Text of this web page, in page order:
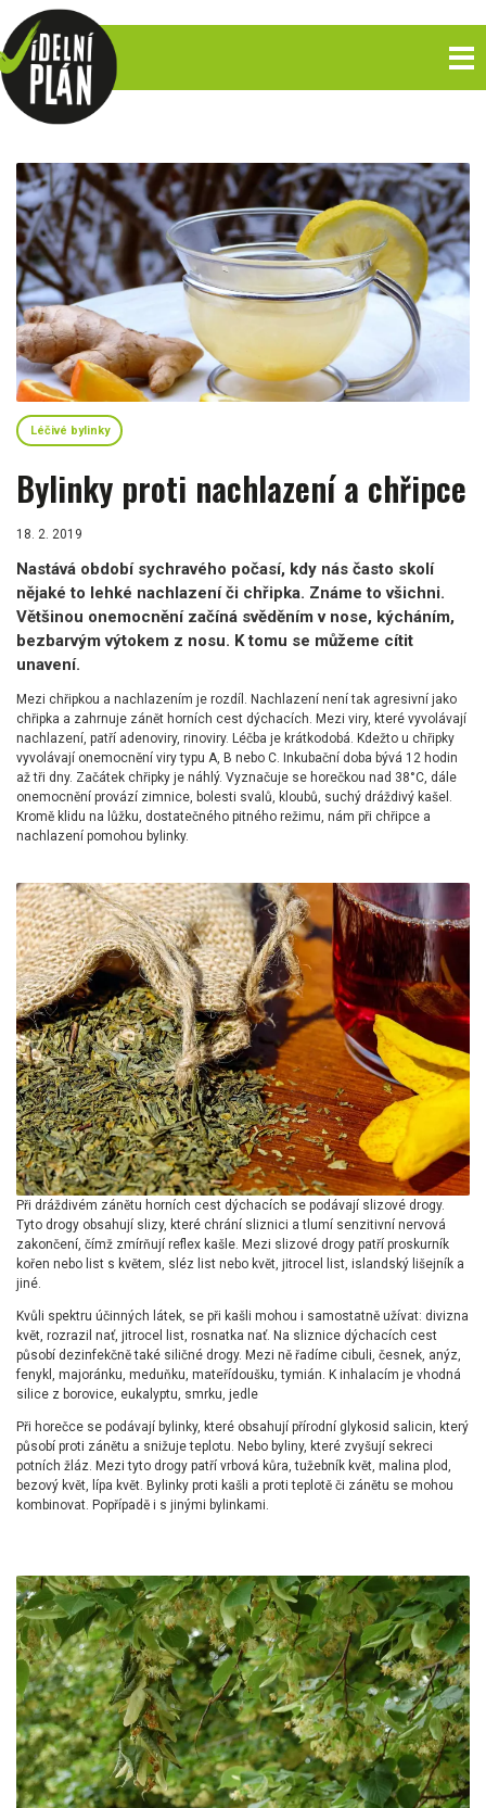
Léčivé bylinky
Bylinky proti nachlazení a chřipce
18. 2. 2019
Nastává období sychravého počasí, kdy nás často skolí
nějaké to lehké nachlazení či chřipka. Známe to všichni.
Většinou onemocnění začíná svěděním v nose, kýcháním,
bezbarvým výtokem z nosu. K tomu se můžeme cítit
unavení.
Mezi chřipkou a nachlazením je rozdíl. Nachlazení není tak agresivní jako
chřipka a zahrnuje zánět horních cest dýchacích. Mezi viry, které vyvolávají
nachlazení, patří adenoviry, rinoviry. Léčba je krátkodobá. Kdežto u chřipky
vyvolávají onemocnění viry typu A, B nebo C. Inkubační doba bývá 12 hodin
až tři dny. Začátek chřipky je náhlý. Vyznačuje se horečkou nad 38°C, dále
onemocnění provází zimnice, bolesti svalů, kloubů, suchý dráždivý kašel.
Kromě klidu na lůžku, dostatečného pitného režimu, nám při chřipce a
nachlazení pomohou bylinky.
Při dráždivém zánětu horních cest dýchacích se podávají slizové drogy.
Tyto drogy obsahují slizy, které chrání sliznici a tlumí senzitivní nervová
zakončení, čímž zmírňují reflex kašle. Mezi slizové drogy patří proskurník
kořen nebo list s květem, sléz list nebo květ, jitrocel list, islandský lišejník a
jiné.
Kvůli spektru účinných látek, se při kašli mohou i samostatně užívat: divizna
květ, rozrazil nať, jitrocel list, rosnatka nať. Na sliznice dýchacích cest
působí dezinfekčně také siličné drogy. Mezi ně řadíme cibuli, česnek, anýz,
fenykl, majoránku, meduňku, mateřídoušku, tymián. K inhalacím je vhodná
silice z borovice, eukalyptu, smrku, jedle
Při horečce se podávají bylinky, které obsahují přírodní glykosid salicin, který
působí proti zánětu a snižuje teplotu. Nebo byliny, které zvyšují sekreci
potních žláz. Mezi tyto drogy patří vrbová kůra, tužebník květ, malina plod,
bezový květ, lípa květ. Bylinky proti kašli a proti teplotě či zánětu se mohou
kombinovat. Popřípadě i s jinými bylinkami.